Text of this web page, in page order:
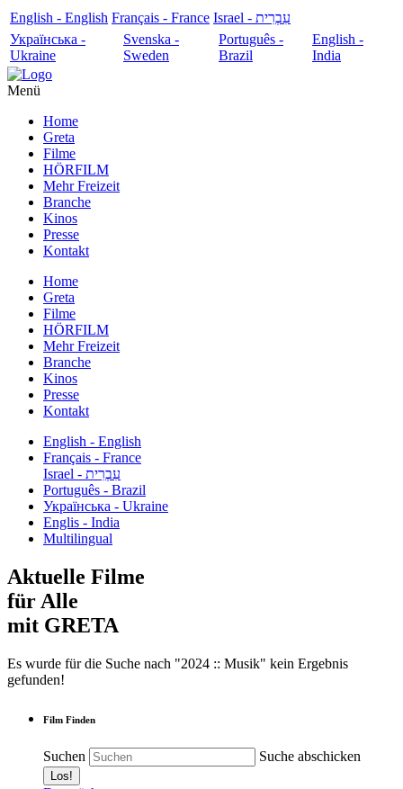
English - English Français - France
עִבְרִית - Israel
Українська -
Ukraine
Svenska -
Sweden
Português -
Brazil
English -
India
Menü
Home
Greta
Filme
HÖRFILM
Mehr Freizeit
Branche
Kinos
Presse
Kontakt
Home
Greta
Filme
HÖRFILM
Mehr Freizeit
Branche
Kinos
Presse
Kontakt
English - English
Français - France
עִבְרִית - Israel
Português - Brazil
Українська - Ukraine
Englis - India
Multilingual
Aktuelle Filme
für Alle
mit GRETA
Es wurde für die Suche nach "2024 :: Musik" kein Ergebnis
gefunden!
Film Finden
Suchen Suche abschicken